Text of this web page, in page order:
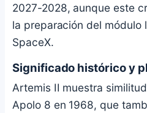
2027-2028, aunque este
la preparación del módulo
SpaceX.
Significado histórico y
Artemis II muestra
Apolo 8 en 1968, que